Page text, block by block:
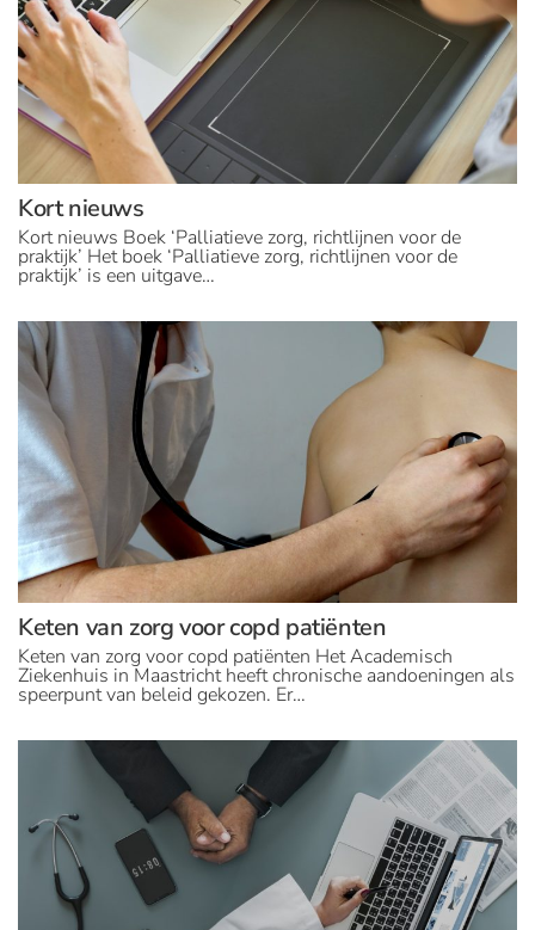
Kort nieuws
Kort nieuws Boek ‘Palliatieve zorg, richtlijnen voor de
praktijk’ Het boek ‘Palliatieve zorg, richtlijnen voor de
praktijk’ is een uitgave…
Keten van zorg voor copd patiënten
Keten van zorg voor copd patiënten Het Academisch
Ziekenhuis in Maastricht heeft chronische aandoeningen als
speerpunt van beleid gekozen. Er…